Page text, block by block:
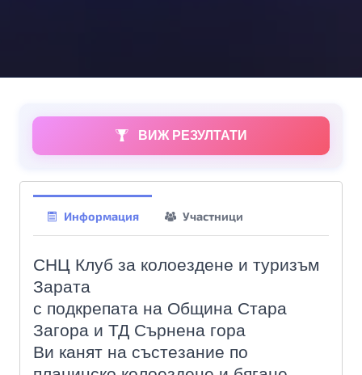
ВИЖ РЕЗУЛТАТИ
Информация Участници
СНЦ Клуб за колоездене и туризъм
Зарaта
с подкрепата на Община Стара
Загора и ТД Сърнена гора
Ви канят на състезание по